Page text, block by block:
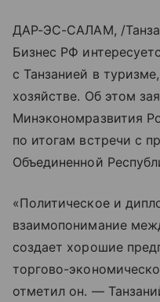
ДАР-ЭС-САЛАМ, /
Бизнес РФ
с Танзанией в
хозяйстве. Об этом
Минэкономразвития
по итогам встречи с
Объединенной
«Политическое и
взаимопонимание
создает хорошие
торгово-
отметил он. —